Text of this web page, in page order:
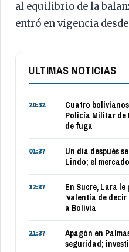
al equilibrio de la
entró en vigencia
ULTIMAS NOTICIAS
20:32
Cuatro
Policía Militar de
de fuga
01:37
Un día después
Lindo; el
12:37
En Sucre, Lara
‘valentía de
a Bolivia
21:37
Apagón en
seguridad;